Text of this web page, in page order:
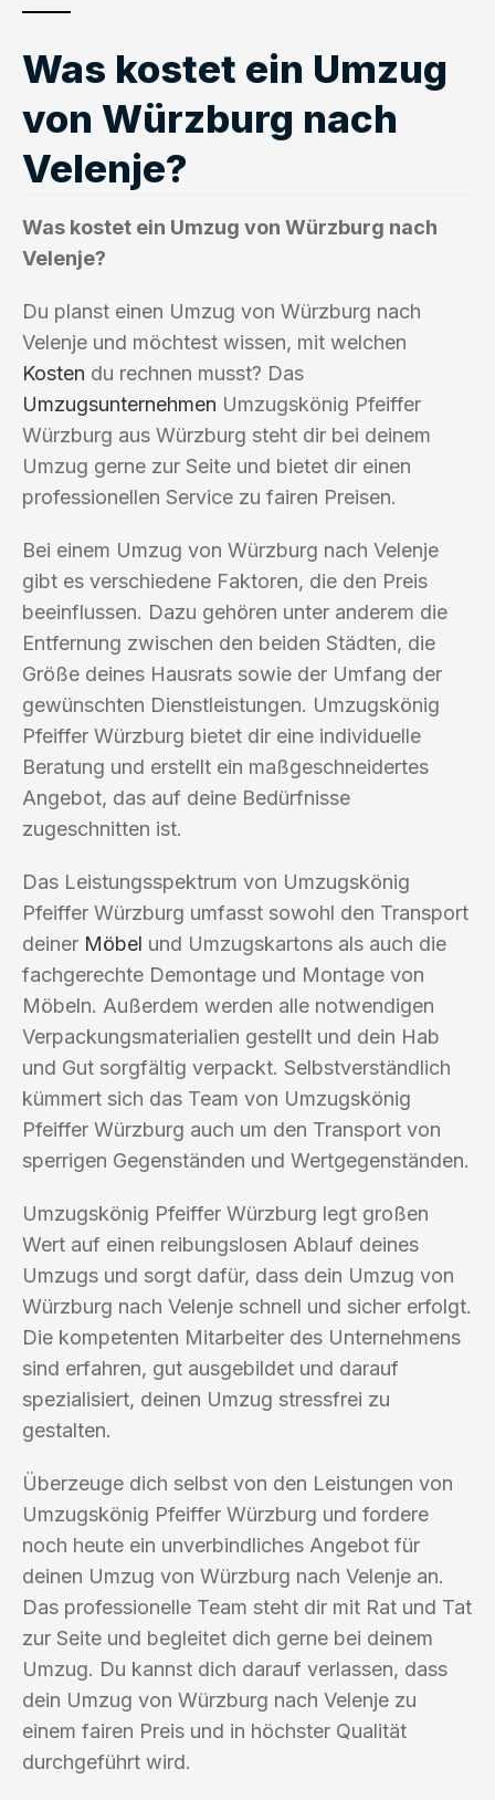
Was kostet ein Umzug
von Würzburg nach
Velenje?
Was kostet ein Umzug von Würzburg nach
Velenje?
Du planst einen Umzug von Würzburg nach
Velenje und möchtest wissen, mit welchen
Kosten du rechnen musst? Das
Umzugsunternehmen Umzugskönig Pfeiffer
Würzburg aus Würzburg steht dir bei deinem
Umzug gerne zur Seite und bietet dir einen
professionellen Service zu fairen Preisen.
Bei einem Umzug von Würzburg nach Velenje
gibt es verschiedene Faktoren, die den Preis
beeinflussen. Dazu gehören unter anderem die
Entfernung zwischen den beiden Städten, die
Größe deines Hausrats sowie der Umfang der
gewünschten Dienstleistungen. Umzugskönig
Pfeiffer Würzburg bietet dir eine individuelle
Beratung und erstellt ein maßgeschneidertes
Angebot, das auf deine Bedürfnisse
zugeschnitten ist.
Das Leistungsspektrum von Umzugskönig
Pfeiffer Würzburg umfasst sowohl den Transport
deiner Möbel und Umzugskartons als auch die
fachgerechte Demontage und Montage von
Möbeln. Außerdem werden alle notwendigen
Verpackungsmaterialien gestellt und dein Hab
und Gut sorgfältig verpackt. Selbstverständlich
kümmert sich das Team von Umzugskönig
Pfeiffer Würzburg auch um den Transport von
sperrigen Gegenständen und Wertgegenständen.
Umzugskönig Pfeiffer Würzburg legt großen
Wert auf einen reibungslosen Ablauf deines
Umzugs und sorgt dafür, dass dein Umzug von
Würzburg nach Velenje schnell und sicher erfolgt.
Die kompetenten Mitarbeiter des Unternehmens
sind erfahren, gut ausgebildet und darauf
spezialisiert, deinen Umzug stressfrei zu
gestalten.
Überzeuge dich selbst von den Leistungen von
Umzugskönig Pfeiffer Würzburg und fordere
noch heute ein unverbindliches Angebot für
deinen Umzug von Würzburg nach Velenje an.
Das professionelle Team steht dir mit Rat und Tat
zur Seite und begleitet dich gerne bei deinem
Umzug. Du kannst dich darauf verlassen, dass
dein Umzug von Würzburg nach Velenje zu
einem fairen Preis und in höchster Qualität
durchgeführt wird.